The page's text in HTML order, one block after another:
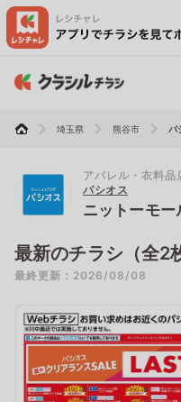
埼玉県 熊谷市 パ
アパレル・衣料品
パシオス
ニットーモー
最新のチラシ（全2
最終更新：2026/08/08